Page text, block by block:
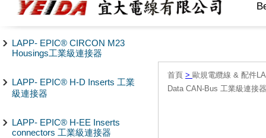
LAPP- EPIC® CIRCON M23
Housings工業級連接器
LAPP- EPIC® H-D Inserts 工業
級連接器
LAPP- EPIC® H-EE Inserts
connectors 工業級連接器
首頁 > 歐規電纜線 & 配件
Data CAN-Bus 工業級連接器